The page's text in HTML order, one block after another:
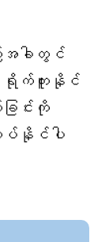
အခါတွင်
ရိုက်ကူးနိုင်
ြင်းကို
ပ်နိုင်ပါ